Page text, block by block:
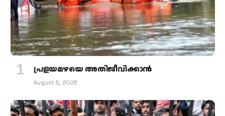
പ്രളയമഴയെ അതിജീവിക്കാന്‍
August 6, 2026